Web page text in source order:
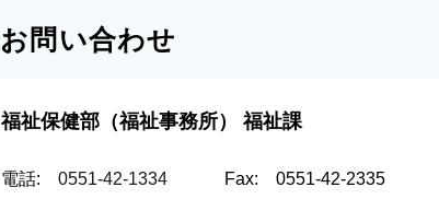
お問い合わせ
福祉保健部（福祉事務所） 福祉課
電話: 0551-42-1334 Fax: 0551-42-2335